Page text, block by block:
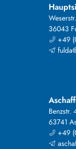
36043
+49
Benzstr.
63741
+49